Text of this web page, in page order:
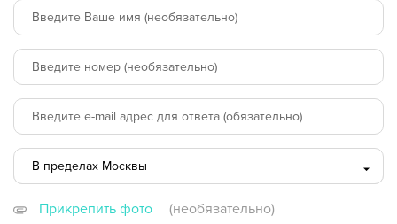
В пределах Москвы
В пределах Москвы
Прикрепить фото (необязательно)
Итого:
картриджей на сумму:
null руб.
Оформление заявки
Сохранить и продолжить работу с прайс-листом